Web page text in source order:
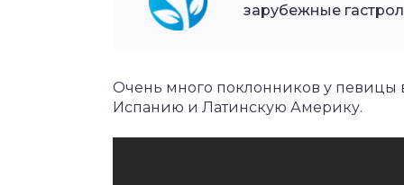
зарубежные
Очень много поклонников у певицы
Испанию и Латинскую Америку.